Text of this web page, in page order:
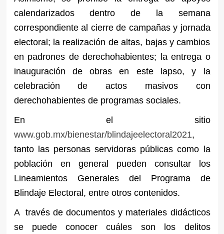
calendarizados dentro de la semana
correspondiente al cierre de campañas y jornada
electoral; la realización de altas, bajas y cambios
en padrones de derechohabientes; la entrega o
inauguración de obras en este lapso, y la
celebración de actos masivos con
derechohabientes de programas sociales.
En el sitio
www.gob.mx/bienestar/blindajeelectoral2021,
tanto las personas servidoras públicas como la
población en general pueden consultar los
Lineamientos Generales del Programa de
Blindaje Electoral, entre otros contenidos.
A través de documentos y materiales didácticos
se puede conocer cuáles son los delitos